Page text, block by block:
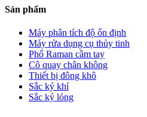
Sản phẩm
Máy phân tích độ ổn định
Máy rửa dụng cụ thủy tinh
Phổ Raman cầm tay
Cô quay chân không
Thiết bị đông khô
Sắc ký khí
Sắc ký lỏng